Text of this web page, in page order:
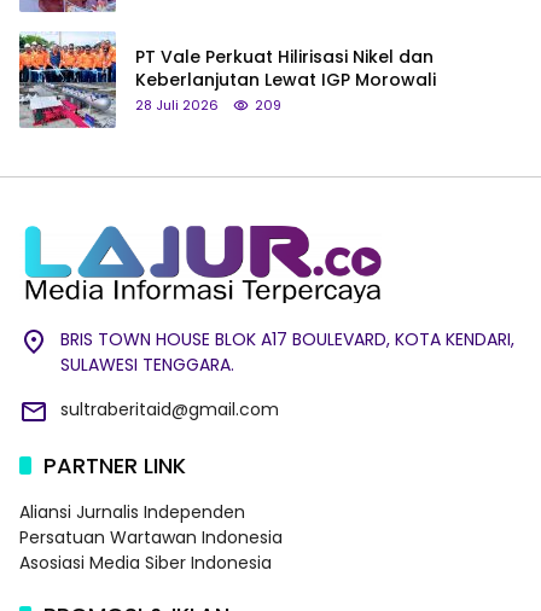
PT Vale Perkuat Hilirisasi Nikel dan
Keberlanjutan Lewat IGP Morowali
28 Juli 2026 209
BRIS TOWN HOUSE BLOK A17 BOULEVARD, KOTA KENDARI,
SULAWESI TENGGARA.
sultraberitaid@gmail.com
PARTNER LINK
Aliansi Jurnalis Independen
Persatuan Wartawan Indonesia
Asosiasi Media Siber Indonesia